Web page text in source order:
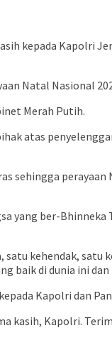
kepada Kapolri
Natal Nasional
Merah Putih.
atas
sehingga
yang ber-
kehendak,
di dunia ini
Kapolri dan
kasih, Kapolri.